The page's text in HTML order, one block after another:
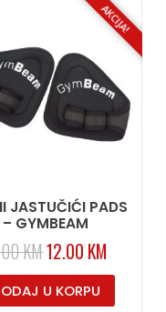
AKCIJA!
JASTUČIĆI PADS
– GYMBEAM
KM12.00 KM
U KORPU